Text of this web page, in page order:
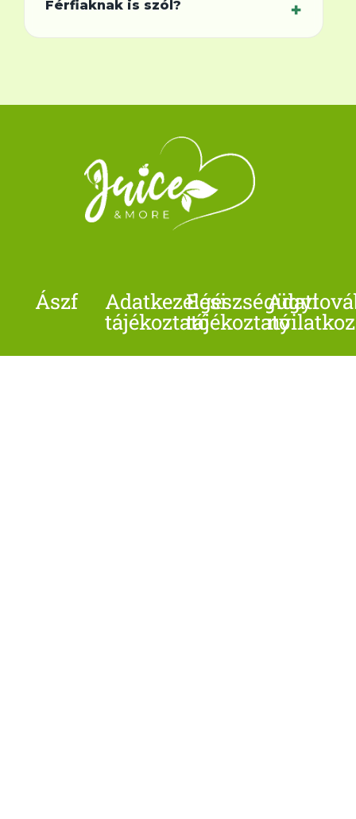
beszélek majd a megoldásainkról, de
Férfiaknak is szól? +
Ászf Adatkezelési
tájékoztató
Egészségügyi
tájékoztató